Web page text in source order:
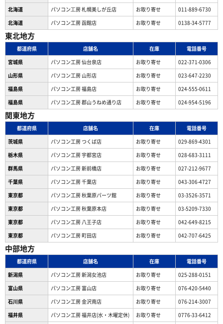
北海道
パソコン⼯房 札幌美しが丘店 お取り寄せ
011-889-6730
北海道
パソコン工房 函館店 お取り寄せ 0138-34-5777
東北地方
都道府県 店舗名 在庫
電話番号
宮城県
パソコン工房 仙台泉店 お取り寄せ
022-371-0306
山形県
パソコン工房 山形店 お取り寄せ
023-647-2230
福島県
パソコン工房 福島店 お取り寄せ
024-555-0611
福島県
パソコン工房 郡山うねめ通り店 お取り寄せ 024-954-5196
関東地方
都道府県 店舗名 在庫
電話番号
茨城県
パソコン工房 つくば店 お取り寄せ
029-869-4301
栃木県
パソコン工房 宇都宮店 お取り寄せ
028-683-3111
群馬県
パソコン工房 新前橋店 お取り寄せ
027-212-9677
千葉県
パソコン工房 千葉店 お取り寄せ
043-306-4727
東京都
パソコン工房 秋葉原パーツ館 お取り寄せ
03-3526-3571
東京都
パソコン工房 秋葉原本店 お取り寄せ
03-5209-7330
東京都
パソコン工房 八王子店 お取り寄せ
042-649-8215
東京都
パソコン工房 町田店 お取り寄せ 042-707-6425
中部地方
都道府県 店舗名 在庫
電話番号
新潟県
パソコン工房 新潟女池店 お取り寄せ
025-288-0151
富山県
パソコン工房 富山店 お取り寄せ
076-420-5440
石川県
パソコン工房 金沢南店 お取り寄せ
076-214-3007
福井県
パソコン工房 福井店(水・木曜定休) お取り寄せ 0776-33-6412